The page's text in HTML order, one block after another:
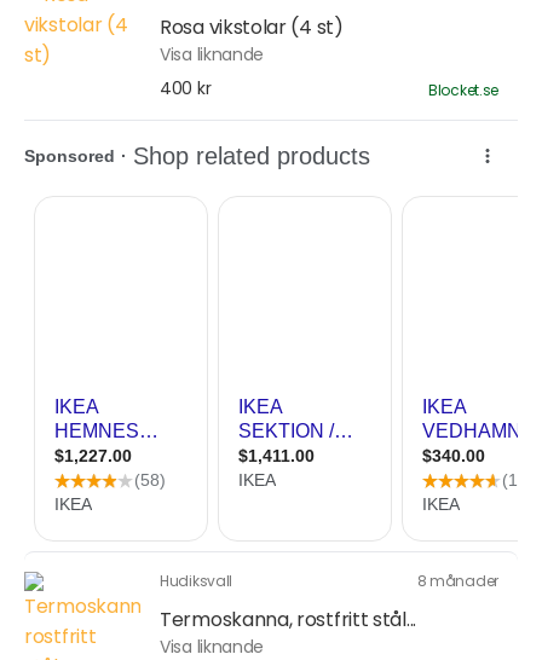
Rosa vikstolar (4 st)
Visa liknande
400 kr
Blocket.se
Hudiksvall 8 månader
Termoskanna, rostfritt stål...
Visa liknande